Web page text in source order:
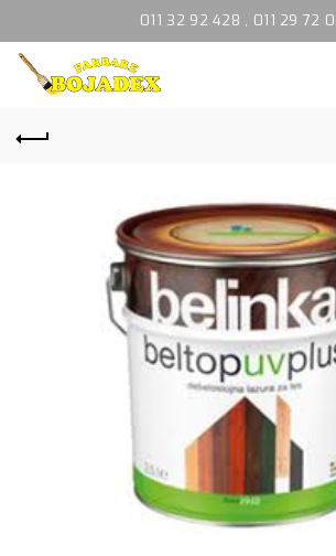
011 32 92 428 , 011 29 72